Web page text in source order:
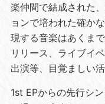
楽仲間で結成された
ョンで培われた確か
現する音楽はあくま
リリース、ライブイ
出演等、目覚ましい
1st EPからの先行シ